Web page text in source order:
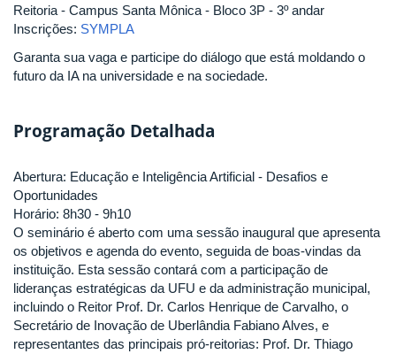
Reitoria - Campus Santa Mônica - Bloco 3P - 3º andar
Inscrições: SYMPLA
Garanta sua vaga e participe do diálogo que está moldando o
futuro da IA na universidade e na sociedade.
Programação Detalhada
Abertura: Educação e Inteligência Artificial - Desafios e
Oportunidades
Horário: 8h30 - 9h10
O seminário é aberto com uma sessão inaugural que apresenta
os objetivos e agenda do evento, seguida de boas-vindas da
instituição. Esta sessão contará com a participação de
lideranças estratégicas da UFU e da administração municipal,
incluindo o Reitor Prof. Dr. Carlos Henrique de Carvalho, o
Secretário de Inovação de Uberlândia Fabiano Alves, e
representantes das principais pró-reitorias: Prof. Dr. Thiago